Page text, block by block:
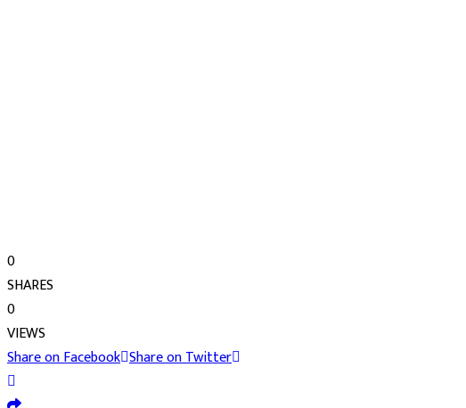
0
SHARES
0
VIEWS
Share on Facebook Share on Twitter